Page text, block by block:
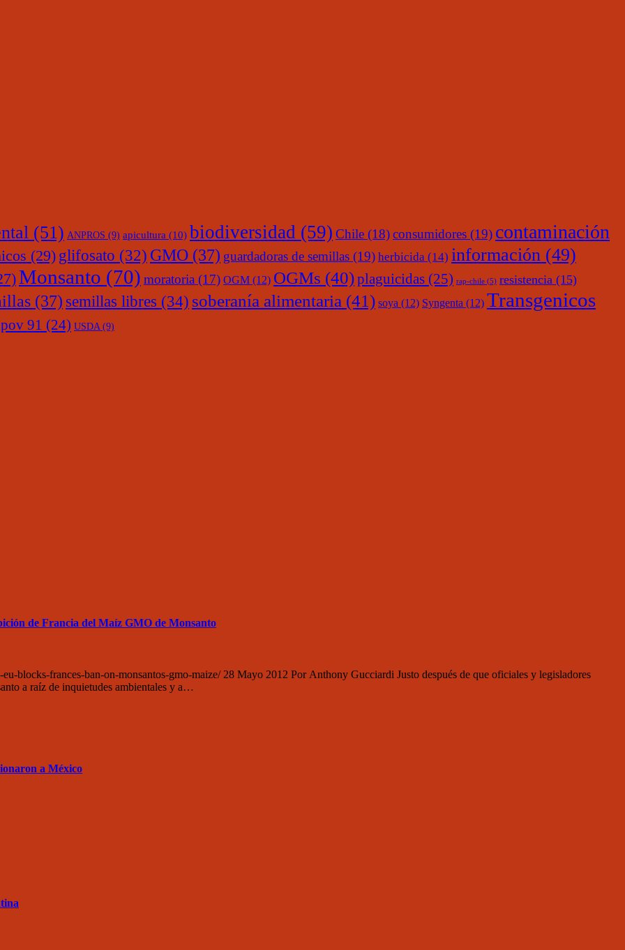
(51) ANPROS (9) apicultura (10) biodiversidad (59) Chile (18)consumidores (19) contaminación
(29) glifosato (32) GMO (37) guardadoras de semillas (19) herbicida (14) información (49)
Monsanto (70) moratoria (17) OGM (12) OGMs (40)plaguicidas (25) rap-chile (5) resistencia (15)
(37) semillas libres (34) soberanía alimentaria (41) soya (12) Syngenta (12) Transgenicos
91 (24) USDA (9)
de Francia del Maíz GMO de Monsanto
blocks-frances-ban-on-monsantos-gmo-maize/ 28 Mayo 2012 Por Anthony Gucciardi Justo después de que oficiales y legisladores
a raíz de inquietudes ambientales y a…
a México